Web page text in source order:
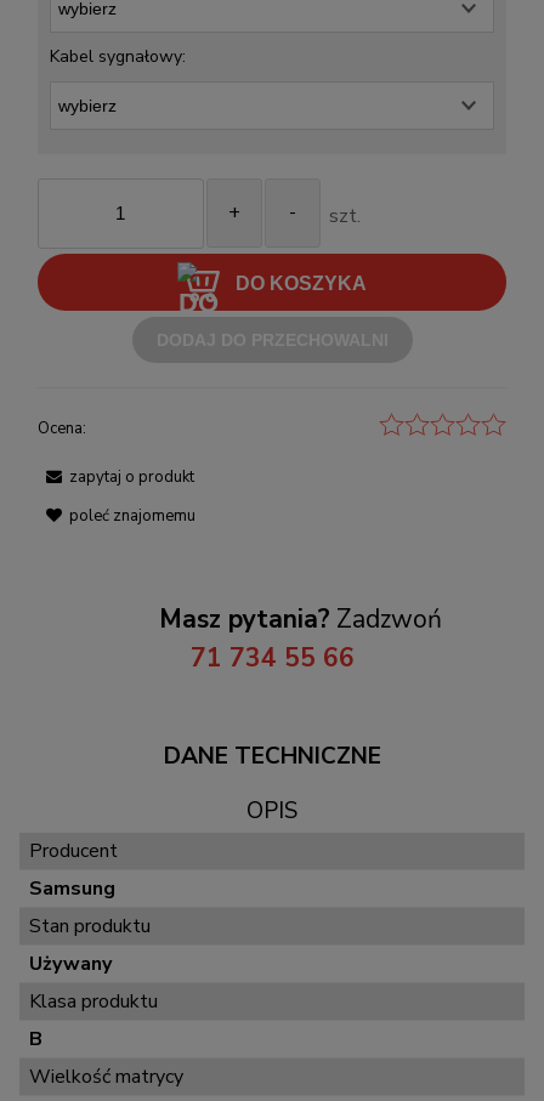
Kabel sygnałowy:
+ - szt.
DO KOSZYKA
Ocena:
zapytaj o produkt
poleć znajomemu
Masz pytania? Zadzwoń
71 734 55 66
DANE TECHNICZNE
OPIS
Producent
Samsung
Stan produktu
Używany
Klasa produktu
B
Wielkość matrycy